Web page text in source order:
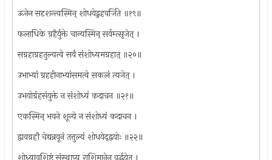
ऊनेन सदृशन्त्वस्मिन् शोधयेद्ग्रहवर्जिते ॥१९॥
फलाधिके ग्रहैर्युक्ते चान्यस्मिन् सर्वम्त्सृजेत् ।
सग्रहाग्रहतुल्यत्वे सर्वं संशोध्यमग्रहात् ॥२०॥
उभाभ्यां ग्रहहीनाभ्यांसमत्वे सकलं त्यजेत् ।
उभयोर्ग्रहसंयुक्ते न संशोध्यं कदाचन ॥२१॥
एकस्मिन् भवने शून्ये न संशोध्यं कदाचन ।
द्वावग्रहौ चेद्यन्नयूनं तत्तुल्यं शोधयेद्द्वयोः ॥२२॥